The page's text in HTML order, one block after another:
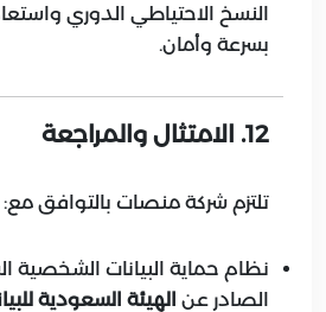
النسخ الاحتياطي الدوري
بسرعة وأمان.
12. الامتثال والمراجعة
تلتزم شركة منصات بالتوافق مع:
نظام حماية البيانات الشخصية
الصادر عن الهيئة السعودية